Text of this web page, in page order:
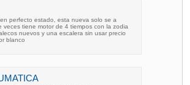
perfecto estado, esta nueva solo se a
veces tiene motor de 4 tiempos con la zodia
nuevos y una escalera sin usar precio
blanco